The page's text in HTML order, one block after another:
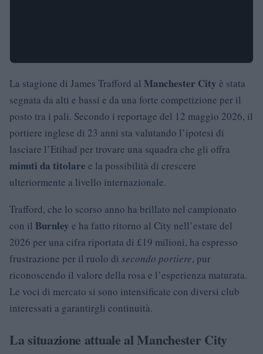
La stagione di James Trafford al Manchester City è stata
segnata da alti e bassi e da una forte competizione per il
posto tra i pali. Secondo i reportage del 12 maggio 2026, il
portiere inglese di 23 anni sta valutando l’ipotesi di
lasciare l’Etihad per trovare una squadra che gli offra
minuti da titolare e la possibilità di crescere
ulteriormente a livello internazionale.
Trafford, che lo scorso anno ha brillato nel campionato
con il Burnley e ha fatto ritorno al City nell’estate del
2026 per una cifra riportata di £19 milioni, ha espresso
frustrazione per il ruolo di secondo portiere, pur
riconoscendo il valore della rosa e l’esperienza maturata.
Le voci di mercato si sono intensificate con diversi club
interessati a garantirgli continuità.
La situazione attuale al Manchester City